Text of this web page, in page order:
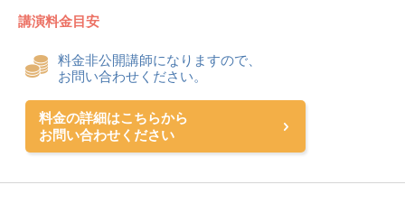
講演料金目安
料金非公開講師になりますので、
お問い合わせください。
料金の詳細はこちらから
お問い合わせください